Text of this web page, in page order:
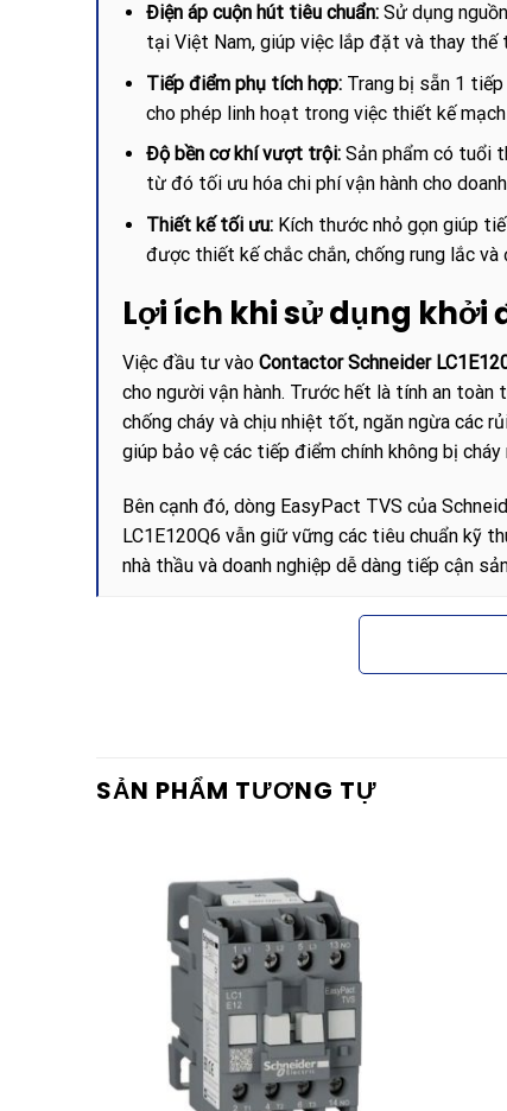
Điện áp cuộn hút tiêu chuẩn: Sử dụng
tại Việt Nam, giúp việc lắp đặt và thay thế
Tiếp điểm phụ tích hợp: Trang bị sẵn 1
cho phép linh hoạt trong việc thiết kế
Độ bền cơ khí vượt trội: Sản phẩm có tuổi
từ đó tối ưu hóa chi phí vận hành cho
Thiết kế tối ưu: Kích thước nhỏ gọn giúp
được thiết kế chắc chắn, chống rung lắc
Lợi ích khi sử dụng khởi
Việc đầu tư vào Contactor Schneider
cho người vận hành. Trước hết là tính an
chống cháy và chịu nhiệt tốt, ngăn ngừa các
giúp bảo vệ các tiếp điểm chính không bị
Bên cạnh đó, dòng EasyPact TVS của
LC1E120Q6 vẫn giữ vững các tiêu chuẩn kỹ
nhà thầu và doanh nghiệp dễ dàng tiếp cận
Ứng dụng thực tiễn của
Nhờ vào dải công suất rộng và độ tin cậy cao,
máy bơm, quạt công nghiệp, máy nén khí và
Hệ thống HVAC:Quản lý hoạt động của
tâm trong tòa nhà.
Tủ điện phân phối:Làm thiết bị đóng cắt
bảo kiểm soát nguồn điện an toàn.
Tại sao nên chọn mua
hãng?
SẢN PHẨM TƯƠNG TỰ